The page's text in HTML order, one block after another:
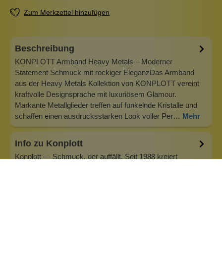
Zum Merkzettel hinzufügen
Beschreibung
KONPLOTT Armband Heavy Metals – Moderner
Statement Schmuck mit rockiger EleganzDas Armband
aus der Heavy Metals Kollektion von KONPLOTT vereint
kraftvolle Designsprache mit luxuriösem Glamour.
Markante Metallglieder treffen auf funkelnde Kristalle und
schaffen einen ausdrucksstarken Look voller Per… Mehr
Info zu Konplott
Konplott — Schmuck, der auffällt. Seit 1988 kreiert